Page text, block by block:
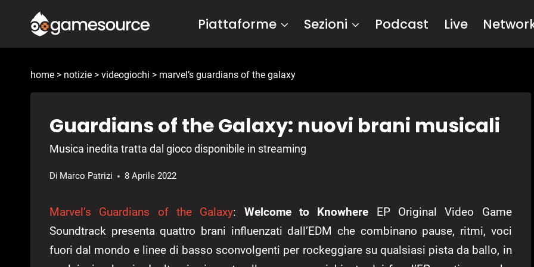
contenuto
Piattaforme Sezioni Podcast Live
home > notizie > videogiochi > marvel’s guardians of the galaxy
Guardians of the Galaxy: nuovi brani musicali
Musica inedita tratta dal gioco disponibile in streaming
Di Marco Patrizi 8 Aprile 2022
Marvel’s Guardians of the Galaxy: Welcome to Knowhere EP Original Video Game
Soundtrack presenta quattro brani influenzati dall’EDM che combinano pause, ritmi, voci
fuori dal mondo e linee di basso sconvolgenti per rockeggiare su qualsiasi pista da ballo, in